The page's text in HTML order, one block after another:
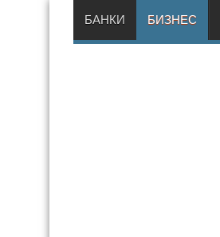
БАНКИ БИЗНЕС